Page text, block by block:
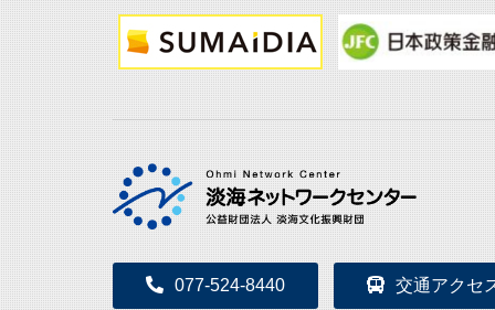
077-524-8440 交通アクセ